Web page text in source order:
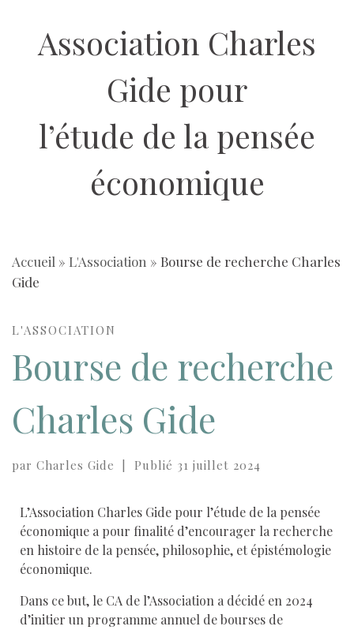
contenuAssociation Charles
Gide pour
l’étude de la pensée
économique
Accueil » L'Association » Bourse de recherche Charles
Gide
L'ASSOCIATION
Bourse de recherche
Charles Gide
par Charles Gide Publié 31 juillet 2024
L’Association Charles Gide pour l’étude de la pensée
économique a pour finalité d’encourager la recherche
en histoire de la pensée, philosophie, et épistémologie
économique.
Dans ce but, le CA de l’Association a décidé en 2024
d’initier un programme annuel de bourses de